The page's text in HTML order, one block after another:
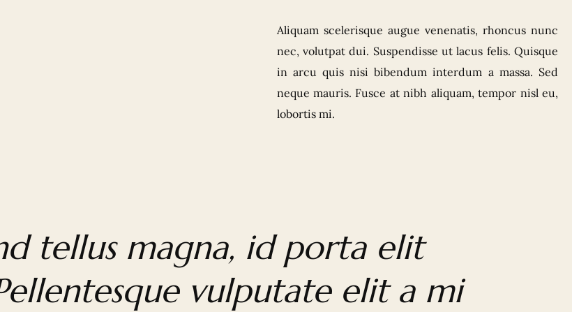
Aliquam scelerisque augue venenatis, rhoncus nunc
nec, volutpat dui. Suspendisse ut lacus felis. Quisque
in arcu quis nisi bibendum interdum a massa. Sed
neque mauris. Fusce at nibh aliquam, tempor nisl eu,
lobortis mi.
tellus magna, id porta elit
vulputate elit a mi